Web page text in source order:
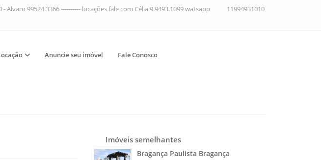
Alvaro 99524.3366 ---------- locações fale com Célia 9.9493.1099 watsapp
11994931010
Anuncie seu imóvel Fale Conosco
Imóveis semelhantes
Bragança Paulista Bragança